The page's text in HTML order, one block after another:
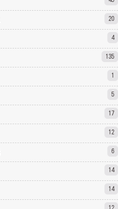
20
4
135
1
5
17
12
6
14
14
12